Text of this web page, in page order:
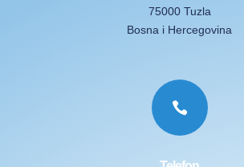
75000 Tuzla
Bosna i Hercegovina
